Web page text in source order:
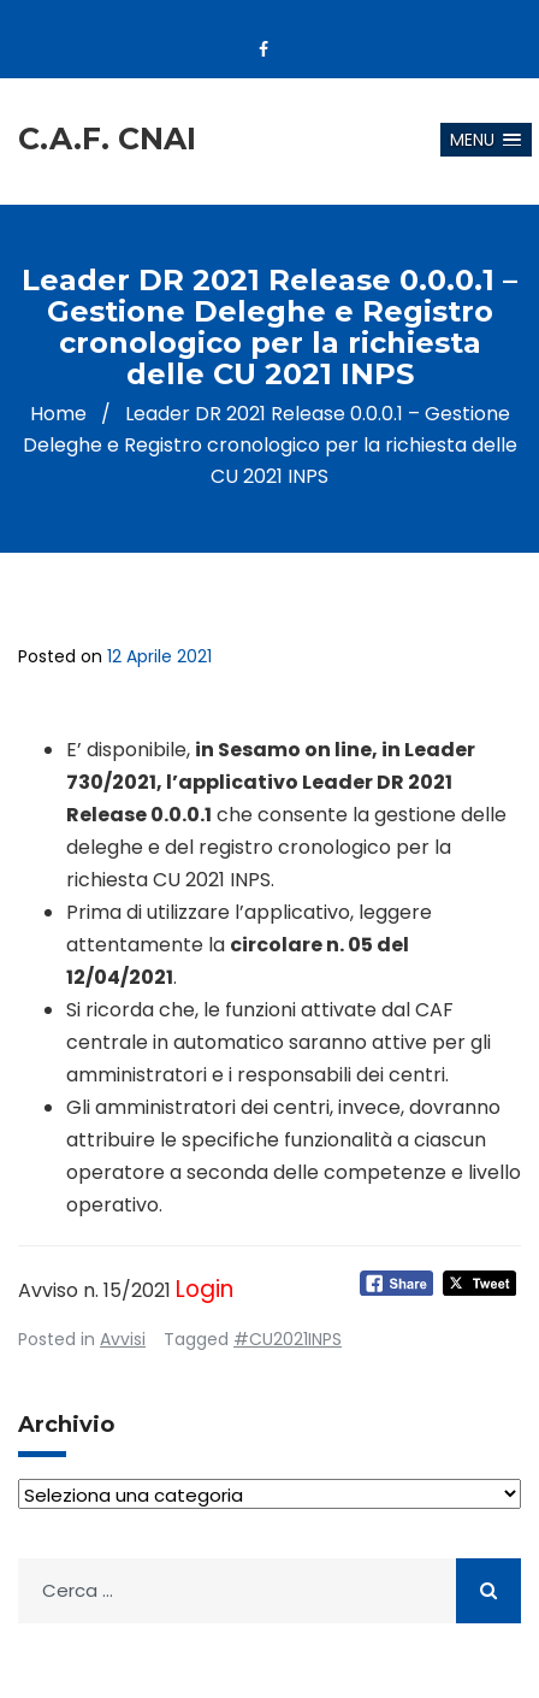
C.A.F. CNAI MENU
Leader DR 2021 Release 0.0.0.1 –
Gestione Deleghe e Registro
cronologico per la richiesta
delle CU 2021 INPS
Home/ Leader DR 2021 Release 0.0.0.1 – Gestione
Deleghe e Registro cronologico per la richiesta delle
CU 2021 INPS
Posted on 12 Aprile 2021
E’ disponibile, in Sesamo on line, in Leader
730/2021, l’applicativo Leader DR 2021
Release0.0.0.1 che consente la gestione delle
deleghe e del registro cronologico per la
richiesta CU 2021 INPS.
Prima di utilizzare l’applicativo, leggere
attentamente la circolare n. 05 del
12/04/2021.
Si ricorda che, le funzioni attivate dal CAF
centrale in automatico saranno attive per gli
amministratori e i responsabili dei centri.
Gli amministratori dei centri, invece, dovranno
attribuire le specifiche funzionalità a ciascun
operatore a seconda delle competenze e livello
operativo.
Avviso n. 15/2021 Login
Posted in Avvisi Tagged #CU2021INPS
Archivio
Archivio
per: